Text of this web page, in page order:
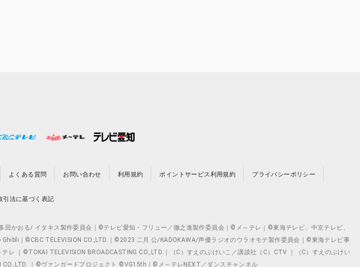
よくある質問 お問い合わせ 利用規約 ポイントサービス利用規約 プライバシーポリシー
引法に基づく表記
かおる/ イタキス製作委員会｜©テレビ愛知・フリュー／徹之進製作委員会｜©メ～テレ｜©東海テレビ、中京テレビ、
｜©CBC TELEVISION CO.,LTD.｜©2023 二月 公/KADOKAWA/声優ラジオのウラオモテ製作委員会｜©東海テレビ事
｜©TOKAI TELEVISION BROADCASTING CO.,LTD.｜（C）すえのぶけいこ／講談社（C）CTV ｜（C）すえのぶけい
｜©ヴァンガードプロジェクト ©VG15th｜©メ～テレNEXT／ダンスチャンネル